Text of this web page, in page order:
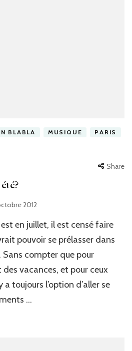
BLABLA MUSIQUE
PARIS
Share
2012
est en juillet, il est censé faire
pouvoir se prélasser dans
Sans compter que pour
des vacances, et pour ceux
toujours l’option d’aller se
…